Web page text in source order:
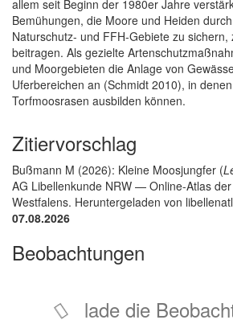
allem seit Beginn der 1980er Jahre
Bemühungen, die Moore und Heiden
Naturschutz- und FFH-Gebiete zu
beitragen. Als gezielte
und Moorgebieten die Anlage von
Uferbereichen an (Schmidt 2010), in
Torfmoosrasen ausbilden können.
Zitiervorschlag
Bußmann M (2026): Kleine Moosjungfer (
AG Libellenkunde NRW — Online-Atlas
Westfalens. Heruntergeladen von
07.08.2026
Beobachtungen
lade die